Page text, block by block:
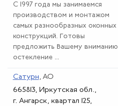
С 1997 года мы занимаемся
производством и монтажом
самых разнообразных оконных
конструкций. Готовы
предложить Вашему вниманию
остекление ...
Сатурн, АО
665813, Иркутская обл.,
г. Ангарск, квартал 125,